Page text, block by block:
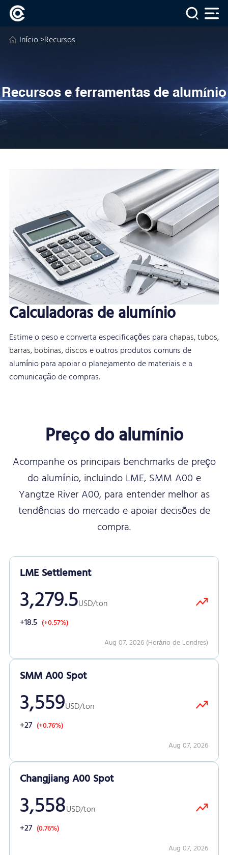
Início>Recursos
Recursos e ferramentas de alumínio
Calculadoras de alumínio
Estime o peso e converta especificações parachapas,tubos,
barras,bobinas,discose outros produtos comuns de
alumínio para apoiar o planejamento de materiais e a
comunicação de compras.
Preço do alumínio
Acompanhe os principais benchmarks de preço
do alumínio, incluindo LME, SMM A00 e
Yangtze River A00, para entender melhor as
tendências do mercado e apoiar decisões de
compra.
LME Settlement
3,279.5USD/ton
+18.5 (+0.57%)
Aug 07, 2026 (Horário de Londres)
SMM A00 Spot
3,559USD/ton
+27 (+0.76%)
Aug 07, 2026
Changjiang A00 Spot
3,558USD/ton
+27 (0.76%)
Aug 07, 2026